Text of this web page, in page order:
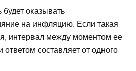
оказывать
на инфляцию. Если такая
интервал между моментом ее
ответом составляет от одного